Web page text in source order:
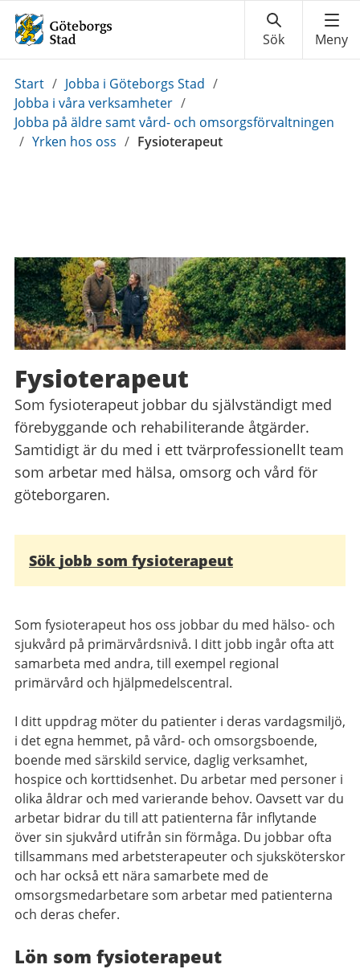
Du
är
här:
Start / Jobba i Göteborgs Stad /
Jobba i våra verksamheter /
Jobba på äldre samt vård- och omsorgsförvaltningen
/ Yrken hos oss / Fysioterapeut
Fysioterapeut
Som fysioterapeut jobbar du självständigt med
förebyggande och rehabiliterande åtgärder.
Samtidigt är du med i ett tvärprofessionellt team
som arbetar med hälsa, omsorg och vård för
göteborgaren.
Relaterad
information
Sök jobb som fysioterapeut
Som fysioterapeut hos oss jobbar du med hälso- och
sjukvård på primärvårdsnivå. I ditt jobb ingår ofta att
samarbeta med andra, till exempel regional
primärvård och hjälpmedelscentral.
I ditt uppdrag möter du patienter i deras vardagsmiljö,
i det egna hemmet, på vård- och omsorgsboende,
boende med särskild service, daglig verksamhet,
hospice och korttidsenhet. Du arbetar med personer i
olika åldrar och med varierande behov. Oavsett var du
arbetar bidrar du till att patienterna får inflytande
över sin sjukvård utifrån sin förmåga. Du jobbar ofta
tillsammans med arbetsterapeuter och sjuksköterskor
och har också ett nära samarbete med de
omsorgsmedarbetare som arbetar med patienterna
och deras chefer.
Lön som fysioterapeut